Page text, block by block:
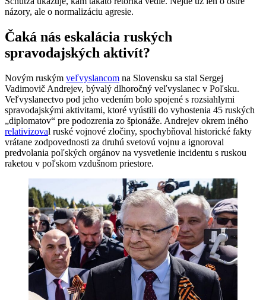
názory, ale o normalizáciu agresie.
Čaká nás eskalácia ruských
spravodajských aktivít?
Novým ruským veľvyslancom na Slovensku sa stal Sergej
Vadimovič Andrejev, bývalý dlhoročný veľvyslanec v Poľsku.
Veľvyslanectvo pod jeho vedením bolo spojené s rozsiahlymi
spravodajskými aktivitami, ktoré vyústili do vyhostenia 45 ruských
„diplomatov“ pre podozrenia zo špionáže. Andrejev okrem iného
relativizoval ruské vojnové zločiny, spochybňoval historické fakty
vrátane zodpovednosti za druhú svetovú vojnu a ignoroval
predvolania poľských orgánov na vysvetlenie incidentu s ruskou
raketou v poľskom vzdušnom priestore.